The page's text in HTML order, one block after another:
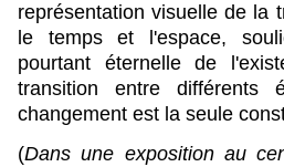
représentation visuelle de la
le temps et l'espace,
pourtant éternelle de
transition entre différents
changement est la seule
(Dans une exposition au